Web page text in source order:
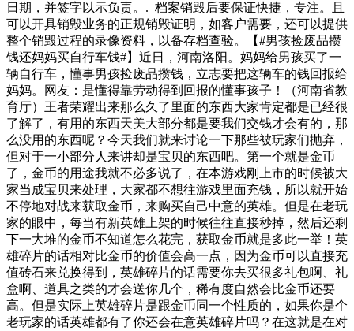
日期，并签字以示负责。. 档案销毁后要保证快捷，专注。且
可以开具销毁业务的正规销毁证明，如客户需要，还可以提供
整个销毁过程的录像资料，以备存档查验。【#男孩捡废品攒
钱还妈妈买自行车钱#】近日，河南洛阳。妈妈给男孩买了一
辆自行车，懂事男孩捡废品攒钱，立志要把这辆车的钱回报给
妈妈。网友：是懂得靠劳动得到回报的懂事孩子！（河南省教
育厅）王者荣耀出来那么久了里面的东西大家肯定都是已经很
了解了，有用的东西天美大部分都是要我们交钱才会有的，那
么没用的东西呢？今天我们就来讨论一下那些被玩家们抛弃，
但对于一小部分人来讲却是宝贝的东西吧。第一个就是金币
了，金币的用途我就不必多说了，在本游戏刚上市的时候被大
家当成宝贝来处理，大家都不想往游戏里面充钱，所以就开始
不停地对战来获取金币，来购买自己中意的英雄。但是在老玩
家的眼中，每当有新英雄上架的时候往往直接秒掉，然后还剩
下一大堆的金币不知道怎么花完，获取金币就是多此一举！英
雄碎片的话相对比金币的价值会高一点，因为金币可以直接充
值砖石来兑换得到，英雄碎片的话需要你去买很多礼包啊、礼
盒啊、道具之类的才会送你几个，稀有度自然会比金币还要
高。但是实际上英雄碎片是跟金币同一个性质的，如果你是个
老玩家的话英雄都有了你还会在意英雄碎片吗？在这就是在对